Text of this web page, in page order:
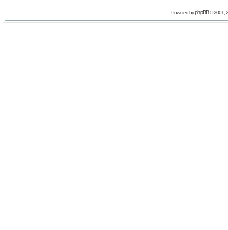
Powered byphpBB© 2001,